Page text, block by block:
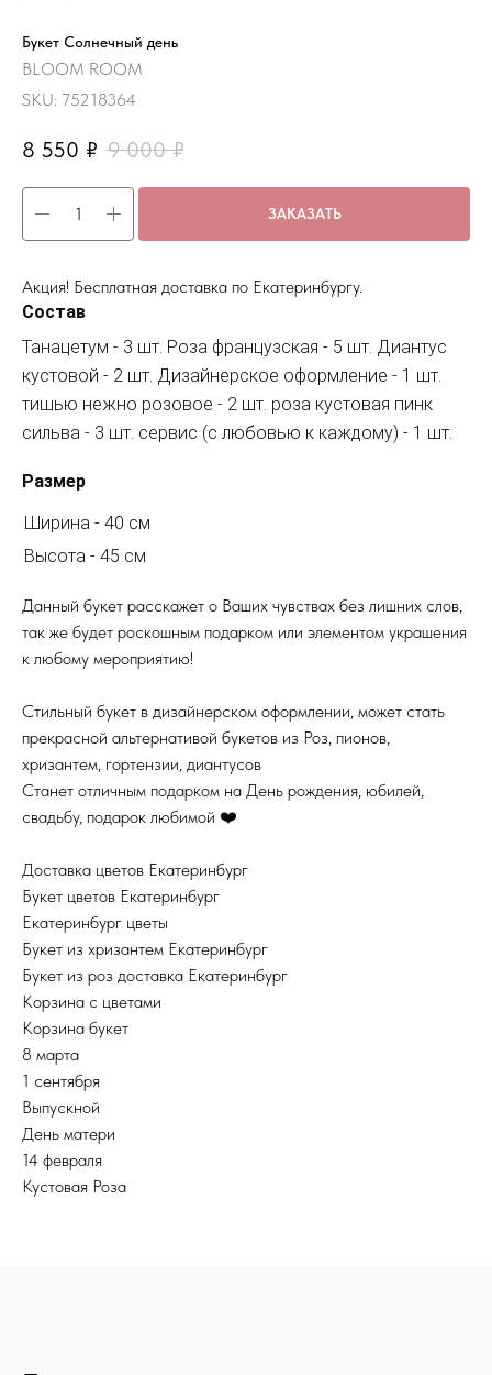
Букет Солнечный день
BLOOM ROOM
SKU: 75218364
8 550 ₽ 9 000 ₽
ЗАКАЗАТЬ
Акция! Бесплатная доставка по Екатеринбургу.
Состав
Танацетум - 3 шт. Роза французская - 5 шт. Диантус
кустовой - 2 шт. Дизайнерское оформление - 1 шт.
тишью нежно розовое - 2 шт. роза кустовая пинк
сильва - 3 шт. сервис (с любовью к каждому) - 1 шт.
Размер
Ширина - 40 см
Высота - 45 см
Данный букет расскажет о Ваших чувствах без лишних слов,
так же будет роскошным подарком или элементом украшения
к любому мероприятию!
Стильный букет в дизайнерском оформлении, может стать
прекрасной альтернативой букетов из Роз, пионов,
хризантем, гортензии, диантусов
Станет отличным подарком на День рождения, юбилей,
свадьбу, подарок любимой ❤️
Доставка цветов Екатеринбург
Букет цветов Екатеринбург
Екатеринбург цветы
Букет из хризантем Екатеринбург
Букет из роз доставка Екатеринбург
Корзина с цветами
Корзина букет
8 марта
1 сентября
Выпускной
День матери
14 февраля
Кустовая Роза